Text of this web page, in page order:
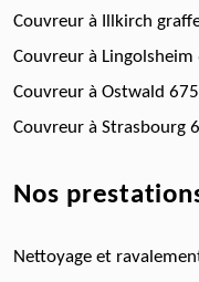
Couvreur à Illkirch
Couvreur à Lingolsheim
Couvreur à Ostwald
Couvreur à Strasbourg
Nos
Nettoyage et